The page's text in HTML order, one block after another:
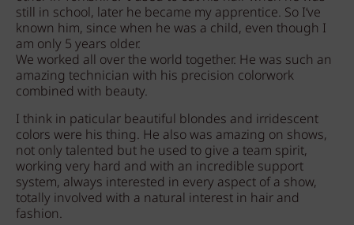
still in school, later he became my apprentice. So I‘ve
known him, since when he was a child, even though I
am only 5 years older.
We worked all over the world together. He was such an
amazing technician with his precision colorwork
combined with beauty.
I think in paticular beautiful blondes and irridescent
colors were his thing. He also was amazing on shows,
not only talented but he used to give a team spirit,
working very hard and with an incredible support
system, always interested in every aspect of a show,
totally involved with a natural interest in hair and
fashion.